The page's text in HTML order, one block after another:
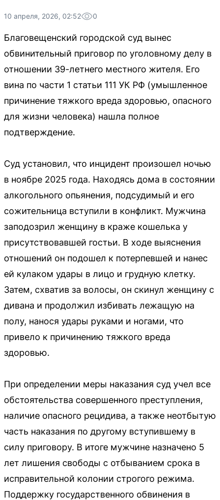
10 апреля, 2026, 02:52 0
Благовещенский городской суд вынес
обвинительный приговор по уголовному делу в
отношении 39-летнего местного жителя. Его
вина по части 1 статьи 111 УК РФ (умышленное
причинение тяжкого вреда здоровью, опасного
для жизни человека) нашла полное
подтверждение.
Суд установил, что инцидент произошел ночью
в ноябре 2025 года. Находясь дома в состоянии
алкогольного опьянения, подсудимый и его
сожительница вступили в конфликт. Мужчина
заподозрил женщину в краже кошелька у
присутствовавшей гостьи. В ходе выяснения
отношений он подошел к потерпевшей и нанес
ей кулаком удары в лицо и грудную клетку.
Затем, схватив за волосы, он скинул женщину с
дивана и продолжил избивать лежащую на
полу, нанося удары руками и ногами, что
привело к причинению тяжкого вреда
здоровью.
При определении меры наказания суд учел все
обстоятельства совершенного преступления,
наличие опасного рецидива, а также неотбытую
часть наказания по другому вступившему в
силу приговору. В итоге мужчине назначено 5
лет лишения свободы с отбыванием срока в
исправительной колонии строгого режима.
Поддержку государственного обвинения в